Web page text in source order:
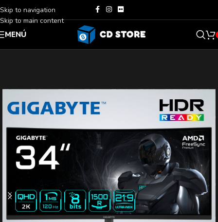
Skip to navigation
Skip to main content
MENÚ